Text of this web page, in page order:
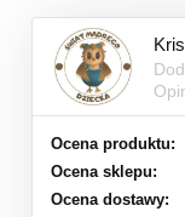
Kris
Ocena produktu:
Ocena sklepu:
Ocena dostawy: